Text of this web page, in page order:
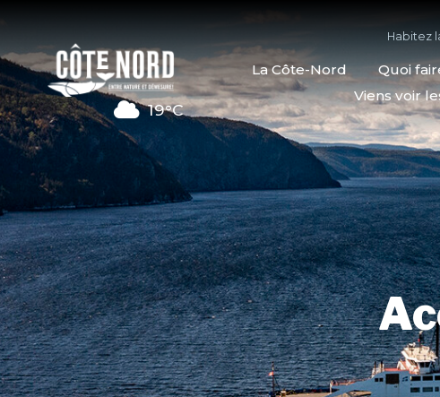
19°C
Habitez
La Côte-Nord Quoi
Viens voir